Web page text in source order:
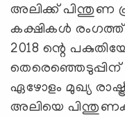
അലിക്ക് പിന്തുണ
കക്ഷികള്‍
2018 ന്റെ
ഏഴോളം മുഖ്യ
അലിയെ